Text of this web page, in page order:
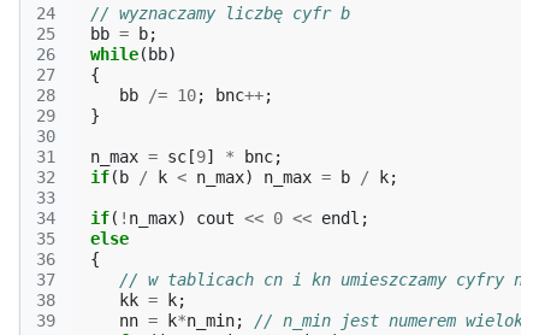
24
25
26
27
28
29
30
31
32
33
34
35
36
37
38
39
// wyznaczamy liczbę cyfr b
bb = b;
while( bb)
{
bb
/= 10; bnc++;
}
n_max = sc [9] * bnc;
if( b / k < n_max) n_max = b / k;
if( ! n_max) cout << 0 << endl ;
else
{
// w tablicach cn i kn umieszczamy cyfry n
kk = k;
nn = k*n_min;
// n_min jest numerem